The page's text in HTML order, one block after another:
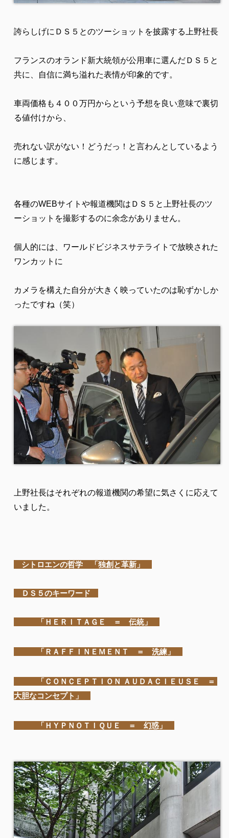
誇らしげにＤＳ５とのツーショットを披露する上野社長
フランスのオランド新大統領が公用車に選んだＤＳ５と
共に、自信に満ち溢れた表情が印象的です。
車両価格も４００万円からという予想を良い意味で裏切
る値付けから、
売れない訳がない！どうだっ！と言わんとしているよう
に感じます。
各種のWEBサイトや報道機関はＤＳ５と上野社長のツ
ーショットを撮影するのに余念がありません。
個人的には、ワールドビジネスサテライトで放映された
ワンカットに
カメラを構えた自分が大きく映っていたのは恥ずかしか
ったですね（笑）
上野社長はそれぞれの報道機関の希望に気さくに応えて
いました。
シトロエンの哲学 「独創と革新」
ＤＳ５のキーワード
「ＨＥＲＩＴＡＧＥ ＝ 伝統」
「ＲＡＦＦＩＮＥＭＥＮＴ ＝ 洗練」
「ＣＯＮＣＥＰＴＩＯＮ ＡＵＤＡＣＩＥＵＳＥ ＝
大胆なコンセプト」
「ＨＹＰＮＯＴＩＱＵＥ ＝ 幻惑」